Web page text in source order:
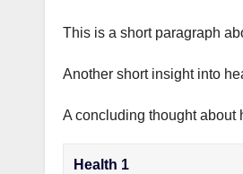
This is a short paragraph
Another short insight into
A concluding thought about
Health 1